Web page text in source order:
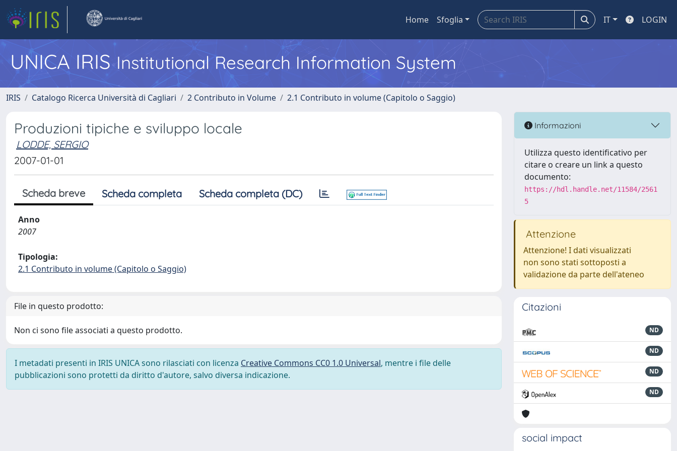
Home Sfoglia IT LOGIN
UNICA IRISInstitutional Research Information System
IRIS Catalogo Ricerca Università di Cagliari 2 Contributo in Volume 2.1 Contributo in volume (Capitolo o Saggio)
Produzioni tipiche e sviluppo locale
LODDE, SERGIO
2007-01-01
Scheda breve Scheda completa Scheda completa (DC)
Anno
2007
Tipologia:
2.1 Contributo in volume (Capitolo o Saggio)
File in questo prodotto:
Non ci sono file associati a questo prodotto.
I metadati presenti in IRIS UNICA sono rilasciati con licenza Creative Commons CC0 1.0 Universal, mentre i file delle
pubblicazioni sono protetti da diritto d'autore, salvo diversa indicazione.
Informazioni
Utilizza questo identificativo per
citare o creare un link a questo
documento:
https://hdl.handle.net/11584/2561
5
Attenzione
Attenzione! I dati visualizzati
non sono stati sottoposti a
validazione da parte dell'ateneo
Citazioni
ND
ND
ND
ND
social impact